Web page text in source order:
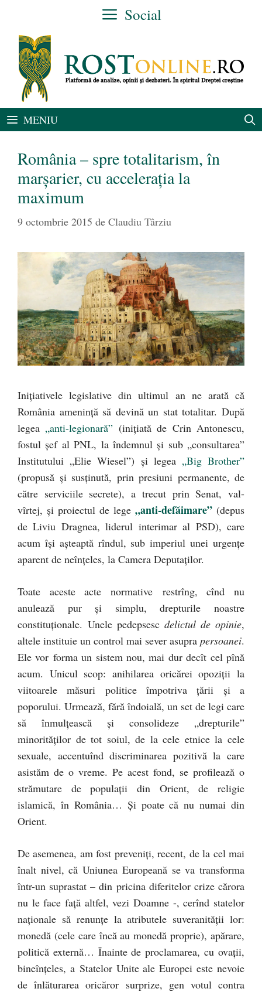
conținut
Social
MENIU
România – spre totalitarism, în
marşarier, cu acceleraţia la
maximum
9 octombrie 2015 de Claudiu Târziu
Iniţiativele legislative din ultimul an ne arată că
România ameninţă să devină un stat totalitar. După
legea „anti-legionară” (iniţiată de Crin Antonescu,
fostul şef al PNL, la îndemnul şi sub „consultarea”
Institutului „Elie Wiesel”) şi legea „Big Brother”
(propusă şi susţinută, prin presiuni permanente, de
către serviciile secrete), a trecut prin Senat, val-
vîrtej, şi proiectul de lege „anti-defăimare” (depus
de Liviu Dragnea, liderul interimar al PSD), care
acum îşi aşteaptă rîndul, sub imperiul unei urgenţe
aparent de neînţeles, la Camera Deputaţilor.
Toate aceste acte normative restrîng, cînd nu
anulează pur şi simplu, drepturile noastre
constituţionale. Unele pedepsesc delictul de opinie,
altele instituie un control mai sever asupra persoanei.
Ele vor forma un sistem nou, mai dur decît cel pînă
acum. Unicul scop: anihilarea oricărei opoziţii la
viitoarele măsuri politice împotriva ţării şi a
poporului. Urmează, fără îndoială, un set de legi care
să înmulţească şi consolideze „drepturile”
minorităţilor de tot soiul, de la cele etnice la cele
sexuale, accentuînd discriminarea pozitivă la care
asistăm de o vreme. Pe acest fond, se profilează o
strămutare de populaţii din Orient, de religie
islamică, în România… Şi poate că nu numai din
Orient.
De asemenea, am fost preveniţi, recent, de la cel mai
înalt nivel, că Uniunea Europeană se va transforma
într-un suprastat – din pricina diferitelor crize cărora
nu le face faţă altfel, vezi Doamne -, cerînd statelor
naţionale să renunţe la atributele suveranităţii lor:
monedă (cele care încă au monedă proprie), apărare,
politică externă… Înainte de proclamarea, cu ovaţii,
bineînţeles, a Statelor Unite ale Europei este nevoie
de înlăturarea oricăror surprize, gen votul contra